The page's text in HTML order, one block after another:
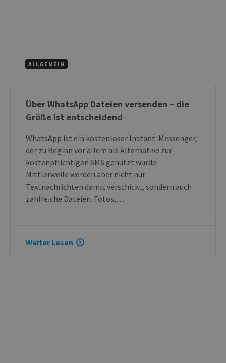
ALLGEMEIN
Über WhatsApp Dateien versenden – die
Größe ist entscheidend
WhatsApp ist ein kostenloser Instant-Messenger,
der zu Beginn vor allem als Alternative zur
kostenpflichtigen SMS genutzt wurde.
Mittlerweile werden aber nicht nur
Textnachrichten damit verschickt, sondern auch
zahlreiche Dateien. Fotos,…
Weiter Lesen